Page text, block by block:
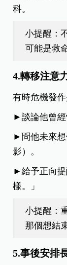
科。
小提醒：
可能是救
4.轉移注意
有時危機發
►談論他曾經
►問他未來想
影）。
►給予正向提
樣。」
小提醒：
那個想結
5.事後安排